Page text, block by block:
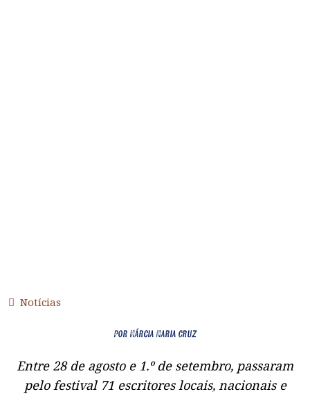
Notícias
Por Márcia Maria Cruz
Entre 28 de agosto e 1.º de setembro, passaram
pelo festival 71 escritores locais, nacionais e